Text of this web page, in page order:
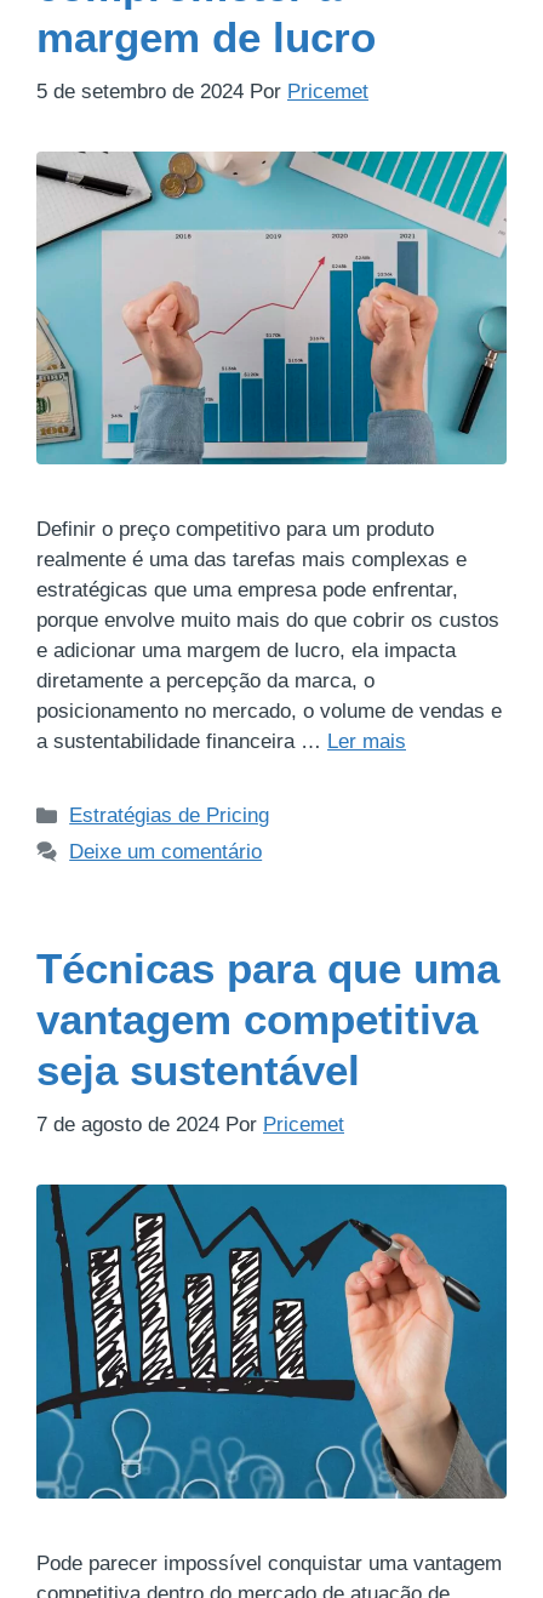
margem de lucro
5 de setembro de 2024 Por Pricemet
Definir o preço competitivo para um produto
realmente é uma das tarefas mais complexas e
estratégicas que uma empresa pode enfrentar,
porque envolve muito mais do que cobrir os custos
e adicionar uma margem de lucro, ela impacta
diretamente a percepção da marca, o
posicionamento no mercado, o volume de vendas e
a sustentabilidade financeira … Ler mais
Estratégias de Pricing
Deixe um comentário
Técnicas para que uma
vantagem competitiva
seja sustentável
7 de agosto de 2024 Por Pricemet
Pode parecer impossível conquistar uma vantagem
competitiva dentro do mercado de atuação de